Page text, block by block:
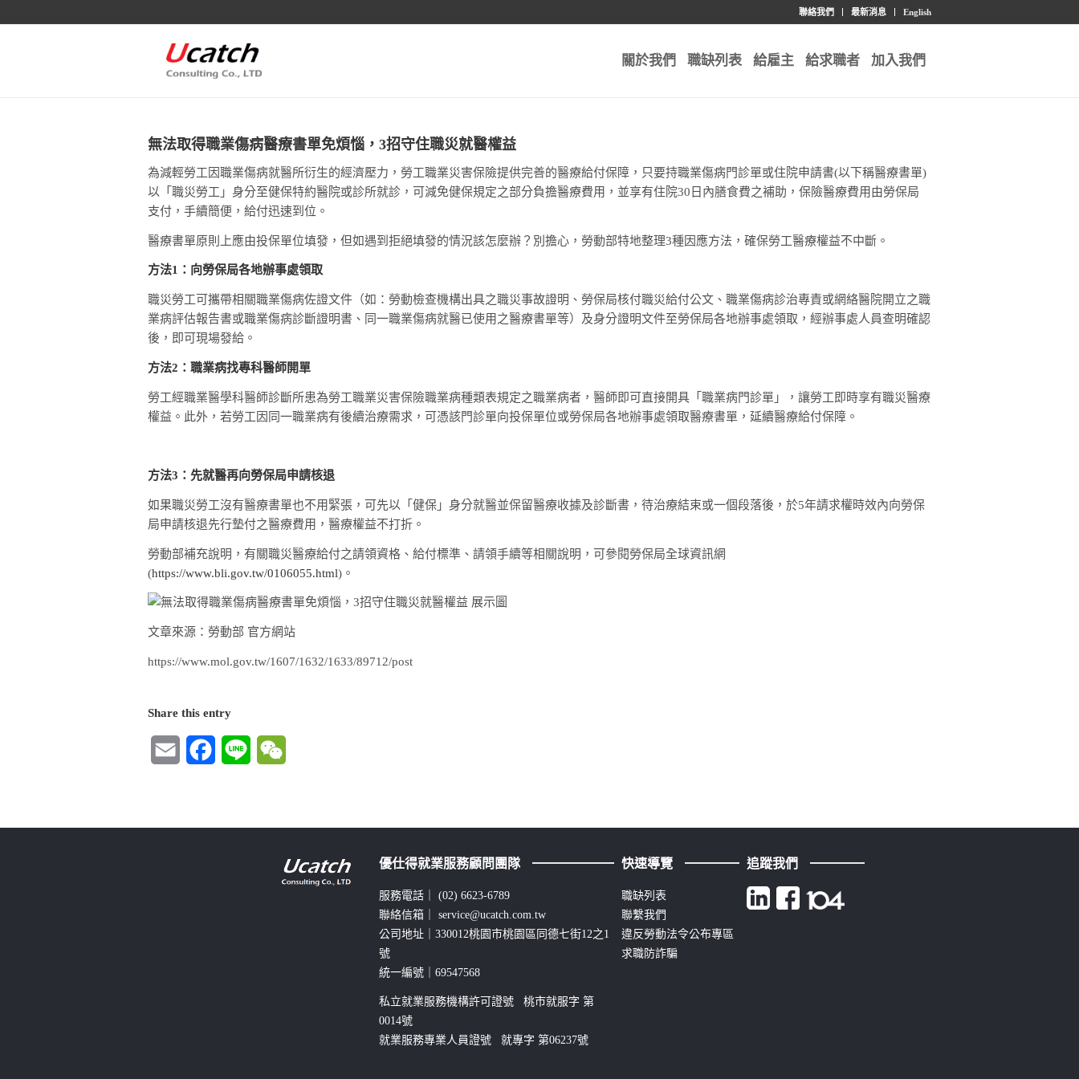
聯絡我們 最新消息 English
關於我們 職缺列表 給雇主 給求職者 加入我們
無法取得職業傷病醫療書單免煩惱，3招守住職災就醫權益
為減輕勞工因職業傷病就醫所衍生的經濟壓力，勞工職業災害保險提供完善的醫療給付保障，只要持職業傷病門診單或住院申請書(以下稱醫療書單)
以「職災勞工」身分至健保特約醫院或診所就診，可減免健保規定之部分負擔醫療費用，並享有住院30日內膳食費之補助，保險醫療費用由勞保局
支付，手續簡便，給付迅速到位。
醫療書單原則上應由投保單位填發，但如遇到拒絕填發的情況該怎麼辦？別擔心，勞動部特地整理3種因應方法，確保勞工醫療權益不中斷。
方法1：向勞保局各地辦事處領取
職災勞工可攜帶相關職業傷病佐證文件（如：勞動檢查機構出具之職災事故證明、勞保局核付職災給付公文、職業傷病診治專責或網絡醫院開立之職
業病評估報告書或職業傷病診斷證明書、同一職業傷病就醫已使用之醫療書單等）及身分證明文件至勞保局各地辦事處領取，經辦事處人員查明確認
後，即可現場發給。
方法2：職業病找專科醫師開單
勞工經職業醫學科醫師診斷所患為勞工職業災害保險職業病種類表規定之職業病者，醫師即可直接開具「職業病門診單」，讓勞工即時享有職災醫療
權益。此外，若勞工因同一職業病有後續治療需求，可憑該門診單向投保單位或勞保局各地辦事處領取醫療書單，延續醫療給付保障。
方法3：先就醫再向勞保局申請核退
如果職災勞工沒有醫療書單也不用緊張，可先以「健保」身分就醫並保留醫療收據及診斷書，待治療結束或一個段落後，於5年請求權時效內向勞保
局申請核退先行墊付之醫療費用，醫療權益不打折。
勞動部補充說明，有關職災醫療給付之請領資格、給付標準、請領手續等相關說明，可參閱勞保局全球資訊網
(https://www.bli.gov.tw/0106055.html)。
文章來源：勞動部 官方網站
https://www.mol.gov.tw/1607/1632/1633/89712/post
Share this entry
Email FacebookLine
優仕得就業服務顧問團隊
服務電話｜(02) 6623-6789
聯絡信箱｜service@ucatch.com.tw
公司地址｜330012桃園市桃園區同德七街12之1
號
統一編號｜69547568
私立就業服務機構許可證號 桃市就服字 第
0014號
就業服務專業人員證號 就專字 第06237號
快速導覽
職缺列表
聯繫我們
違反勞動法令公布專區
求職防詐騙
追蹤我們